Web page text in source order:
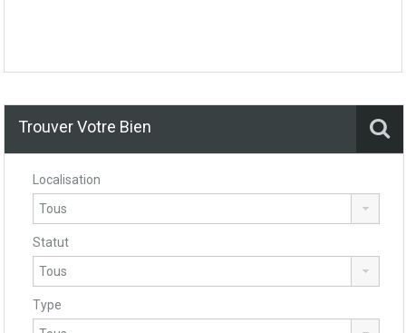
Trouver Votre Bien
Localisation
Statut
Type